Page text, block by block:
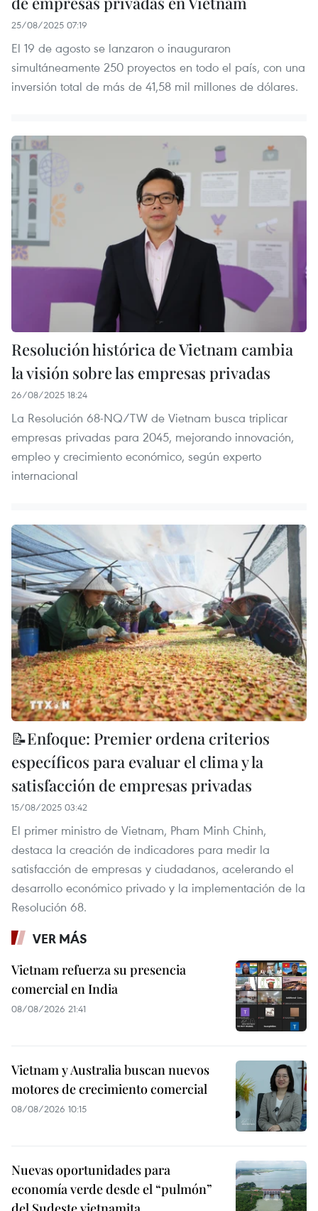
25/08/2025 07:19
El 19 de agosto se lanzaron o inauguraron
simultáneamente 250 proyectos en todo el país, con una
inversión total de más de 41,58 mil millones de dólares.
Resolución histórica de Vietnam cambia
la visión sobre las empresas privadas
26/08/2025 18:24
La Resolución 68-NQ/TW de Vietnam busca triplicar
empresas privadas para 2045, mejorando innovación,
empleo y crecimiento económico, según experto
internacional
📝Enfoque: Premier ordena criterios
específicos para evaluar el clima y la
satisfacción de empresas privadas
15/08/2025 03:42
El primer ministro de Vietnam, Pham Minh Chinh,
destaca la creación de indicadores para medir la
satisfacción de empresas y ciudadanos, acelerando el
desarrollo económico privado y la implementación de la
Resolución 68.
VER MÁS
Vietnam refuerza su presencia
comercial en India
08/08/2026 21:41
Vietnam y Australia buscan nuevos
motores de crecimiento comercial
08/08/2026 10:15
Nuevas oportunidades para
economía verde desde el “pulmón”